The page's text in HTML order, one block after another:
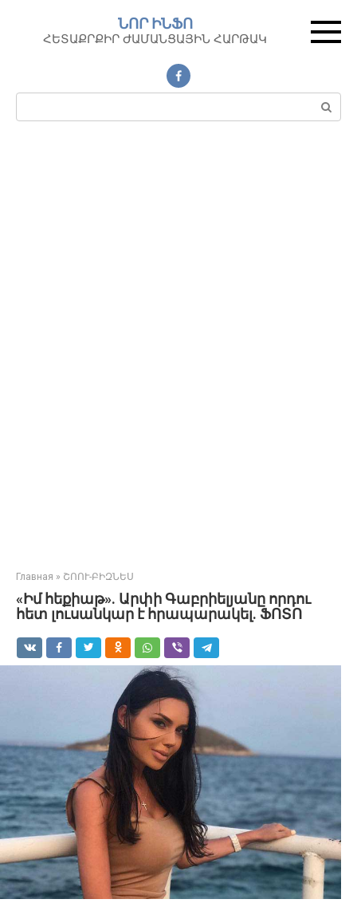
контенту
ՆՈՐ ԻՆՖՈ
ՀԵՏԱՔՐՔԻՐ ԺԱՄԱՆՑԱՅԻՆ ՀԱՐԹԱԿ
Поиск:
Главная » ՇՈՈՒ-ԲԻԶՆԵՍ
«Իմ հեքիաթ». Արփի Գաբրիելյանը որդու
հետ լուսանկար է հրապարակել. ՖՈՏՈ